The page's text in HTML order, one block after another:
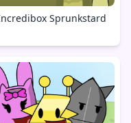
Sprunkstard